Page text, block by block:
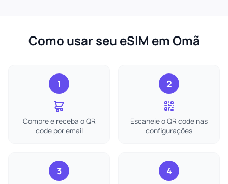
Como usar seu eSIM em Omã
1
Compre e receba o QR
code por email
2
Escaneie o QR code nas
configurações
3 4